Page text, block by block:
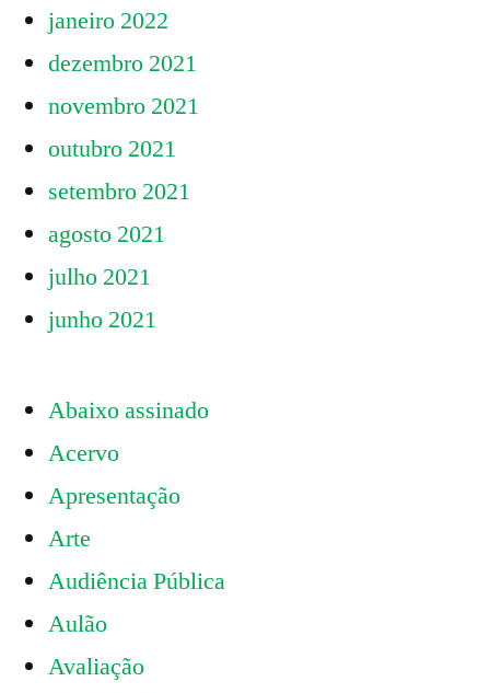
janeiro 2022
dezembro 2021
novembro 2021
outubro 2021
setembro 2021
agosto 2021
julho 2021
junho 2021
Abaixo assinado
Acervo
Apresentação
Arte
Audiência Pública
Aulão
Avaliação